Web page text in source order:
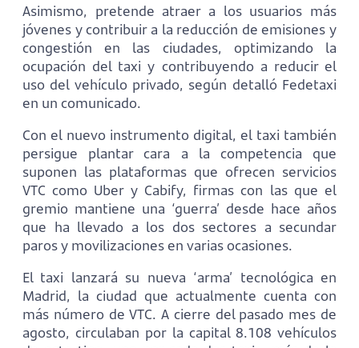
Asimismo, pretende atraer a los usuarios más
jóvenes y contribuir a la reducción de emisiones y
congestión en las ciudades, optimizando la
ocupación del taxi y contribuyendo a reducir el
uso del vehículo privado, según detalló Fedetaxi
en un comunicado.
Con el nuevo instrumento digital, el taxi también
persigue plantar cara a la competencia que
suponen las plataformas que ofrecen servicios
VTC como Uber y Cabify, firmas con las que el
gremio mantiene una ‘guerra’ desde hace años
que ha llevado a los dos sectores a secundar
paros y movilizaciones en varias ocasiones.
El taxi lanzará su nueva ‘arma’ tecnológica en
Madrid, la ciudad que actualmente cuenta con
más número de VTC. A cierre del pasado mes de
agosto, circulaban por la capital 8.108 vehículos